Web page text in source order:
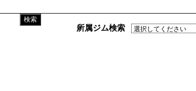
検索
所属ジム検索